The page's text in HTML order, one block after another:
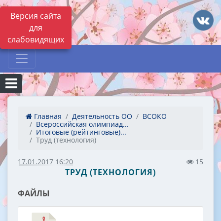
Версия сайта
для
слабовидящих
Главная Деятельность ОО
ВСОКО
Всероссийская олимпиад...
Итоговые (рейтинговые)...
Труд (технология)
17.01.2017 16:20 15
ТРУД (ТЕХНОЛОГИЯ)
ФАЙЛЫ